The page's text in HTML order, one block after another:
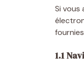
Si vous
1.1